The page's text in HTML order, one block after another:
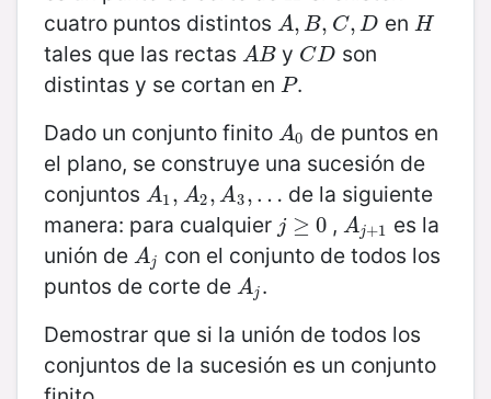
cuatro puntos distintos A, B, C, D
A,B,C ,D en H
H
tales que las rectas AB
AB y CD
CD son
distintas y se cortan en P
P.
Dado un conjunto finito A0
A0 de puntos en
el plano, se construye una sucesión de
conjuntos A1, A2, A3, …
A1 A2,A3,…
de la siguiente
manera: para cualquier j ≥ 0
j≥0 , Aj+1
Aj+1 es la
unión de Aj
Aj con el conjunto de todos los
puntos de corte de Aj
Aj .
Demostrar que si la unión de todos los
conjuntos de la sucesión es un conjunto